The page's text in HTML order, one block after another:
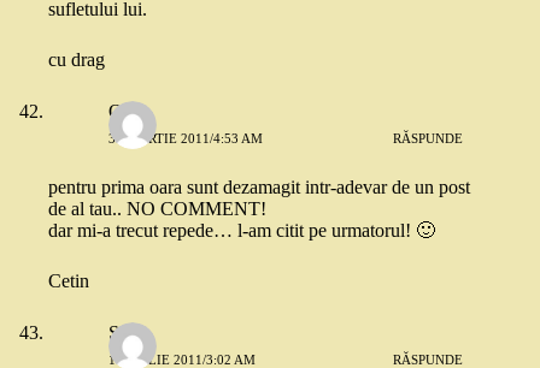
sufletului lui.
cu drag
Quiz
31 MARTIE 2011/4:53 AM RĂSPUNDE
pentru prima oara sunt dezamagit intr-adevar de un post
de al tau.. NO COMMENT!
dar mi-a trecut repede… l-am citit pe urmatorul! 🙂
Cetin
Sorin
1 APRILIE 2011/3:02 AM RĂSPUNDE